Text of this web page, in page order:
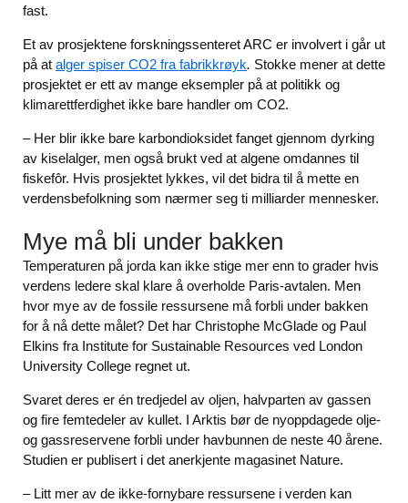
fast.
Et av prosjektene forskningssenteret ARC er involvert i går ut
på at alger spiser CO2 fra fabrikkrøyk. Stokke mener at dette
prosjektet er ett av mange eksempler på at politikk og
klimarettferdighet ikke bare handler om CO2.
– Her blir ikke bare karbondioksidet fanget gjennom dyrking
av kiselalger, men også brukt ved at algene omdannes til
fiskefôr. Hvis prosjektet lykkes, vil det bidra til å mette en
verdensbefolkning som nærmer seg ti milliarder mennesker.
Mye må bli under bakken
Temperaturen på jorda kan ikke stige mer enn to grader hvis
verdens ledere skal klare å overholde Paris-avtalen. Men
hvor mye av de fossile ressursene må forbli under bakken
for å nå dette målet? Det har Christophe McGlade og Paul
Elkins fra Institute for Sustainable Resources ved London
University College regnet ut.
Svaret deres er én tredjedel av oljen, halvparten av gassen
og fire femtedeler av kullet. I Arktis bør de nyoppdagede olje-
og gassreservene forbli under havbunnen de neste 40 årene.
Studien er publisert i det anerkjente magasinet Nature.
– Litt mer av de ikke-fornybare ressursene i verden kan